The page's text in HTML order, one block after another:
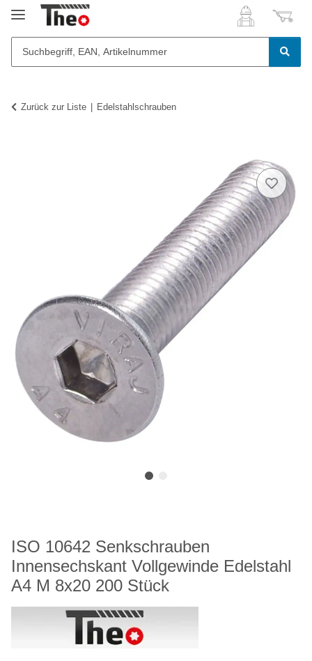
Zurück zur Liste Edelstahlschrauben
ISO 10642 Senkschrauben
Innensechskant Vollgewinde Edelstahl
A4 M 8x20 200 Stück